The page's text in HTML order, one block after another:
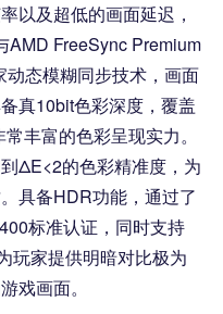
以及超低的画面延迟，
AMD FreeSync Premium
态模糊同步技术，画面
真10bit色彩深度，覆盖
丰富的色彩呈现实力。
ΔE<2的色彩精准度，为
具备HDR功能，通过了
标准认证，同时支持
玩家提供明暗对比极为
戏画面。